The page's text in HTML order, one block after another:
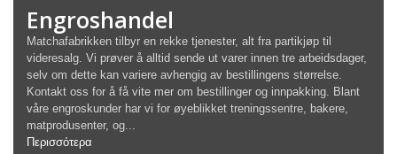
Engroshandel
Matchafabrikken tilbyr en rekke tjenester, alt fra partikjøp til
videresalg. Vi prøver å alltid sende ut varer innen tre arbeidsdager,
selv om dette kan variere avhengig av bestillingens størrelse.
Kontakt oss for å få vite mer om bestillinger og innpakking. Blant
våre engroskunder har vi for øyeblikket treningssentre, bakere,
matprodusenter, og...
Περισσότερα